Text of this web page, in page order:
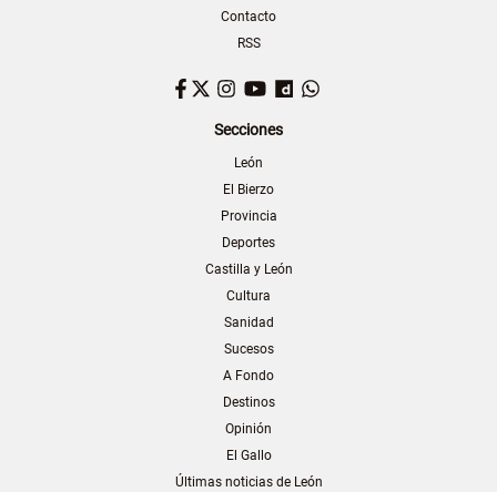
Contacto
RSS
Facebook
TwitterInstagram
YouTubeDailymotion
Secciones
León
El Bierzo
Provincia
Deportes
Castilla y León
Cultura
Sanidad
Sucesos
A Fondo
Destinos
Opinión
El Gallo
Últimas noticias de León